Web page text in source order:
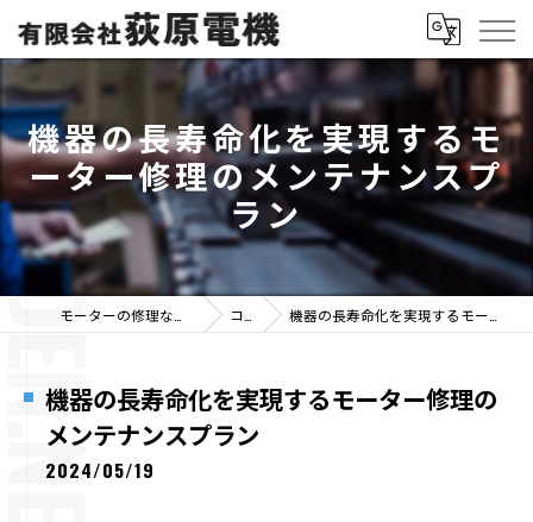
機器の長寿命化を実現するモ
ーター修理のメンテナンスプ
ラン
コラム 機器の長寿命化を実現するモーター修理のメンテナンスプラン
機器の長寿命化を実現するモーター修理の
メンテナンスプラン
2024/05/19